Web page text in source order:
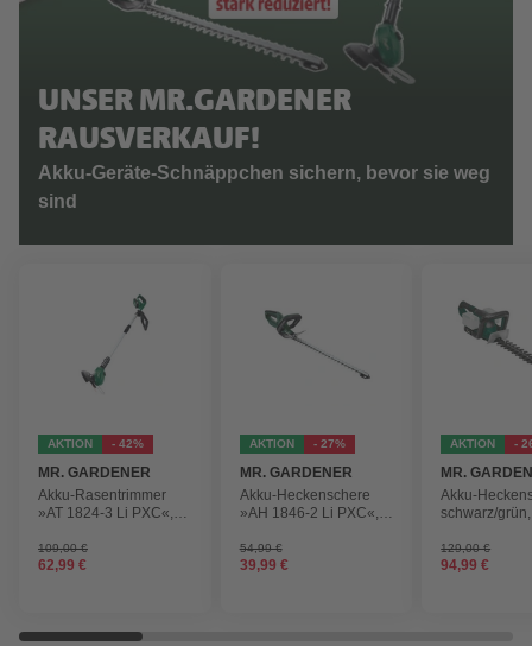
UNSER MR.GARDENER
RAUSVERKAUF!
Akku-Geräte-Schnäppchen sichern, bevor sie weg
sind
AKTION - 42%
MR. GARDENER
Akku-Rasentrimmer
»AT 1824-3 Li PXC«,
109,00 €
62,99 €
AKTION - 27%
MR. GARDENER
Akku-Heckenschere
»AH 1846-2 Li PXC«,
54,99 €
39,99 €
AKTION -
MR.
Akku-
schwarz/grün,
ohne Akku
129,00 €
94,99 €